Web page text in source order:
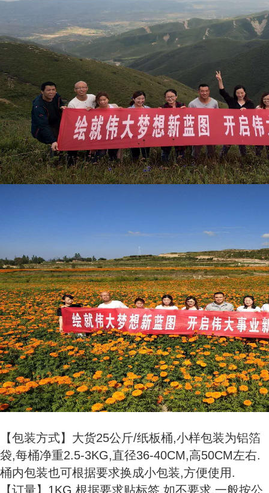
【包装方式】大货25公斤/纸板桶,小样包装为铝箔
袋,每桶净重2.5-3KG,直径36-40CM,高50CM左右.
桶内包装也可根据要求换成小包装,方便使用.
【订量】1KG,根据要求贴标签,如不要求,一般按公